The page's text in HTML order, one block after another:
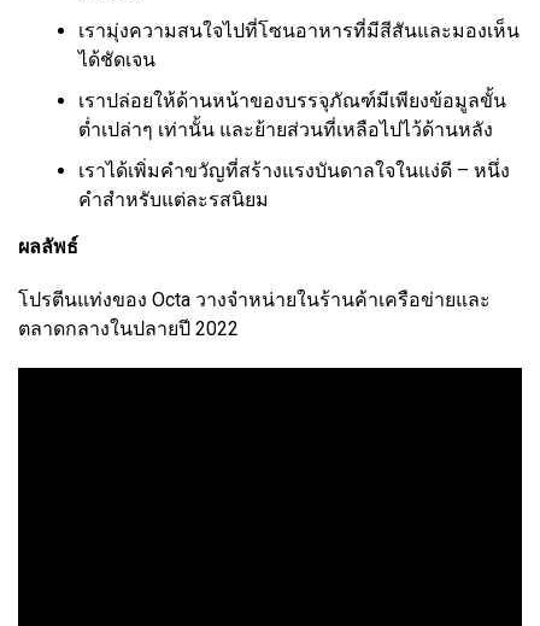
เรามุ่งความสนใจไปที่โซนอาหารที่มีสีสันและมองเห็น
ได้ชัดเจน
เราปล่อยให้ด้านหน้าของบรรจุภัณฑ์มีเพียงข้อมูลขั้น
ต่ำเปล่าๆ เท่านั้น และย้ายส่วนที่เหลือไปไว้ด้านหลัง
เราได้เพิ่มคำขวัญที่สร้างแรงบันดาลใจในแง่ดี – หนึ่ง
คำสำหรับแต่ละรสนิยม
ผลลัพธ์
โปรตีนแท่งของ Octa วางจำหน่ายในร้านค้าเครือข่ายและ
ตลาดกลางในปลายปี 2022